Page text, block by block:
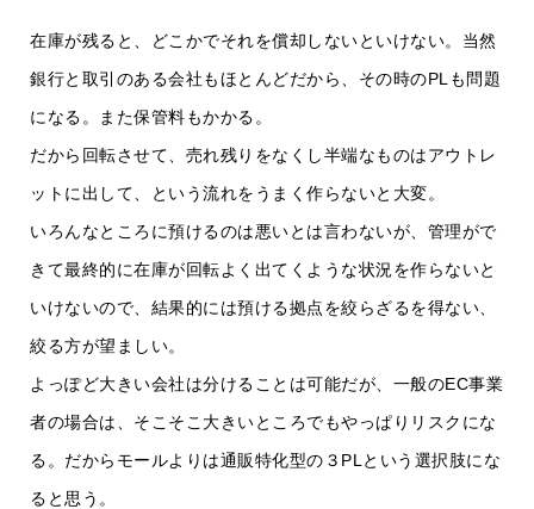
在庫が残ると、どこかでそれを償却しないといけない。当然
銀行と取引のある会社もほとんどだから、その時のPLも問題
になる。また保管料もかかる。
だから回転させて、売れ残りをなくし半端なものはアウトレ
ットに出して、という流れをうまく作らないと大変。
いろんなところに預けるのは悪いとは言わないが、管理がで
きて最終的に在庫が回転よく出てくような状況を作らないと
いけないので、結果的には預ける拠点を絞らざるを得ない、
絞る方が望ましい。
よっぽど大きい会社は分けることは可能だが、一般のEC事業
者の場合は、そこそこ大きいところでもやっぱりリスクにな
る。だからモールよりは通販特化型の３PLという選択肢にな
ると思う。